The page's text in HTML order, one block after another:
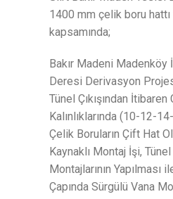
1400 mm çelik boru hattı
kapsamında;
Bakır Madeni
Deresi Derivasyon
Tünel Çıkışından
Kalınlıklarında (10-12-
Çelik Boruların Çift Hat
Kaynaklı Montaj İşi,
Montajlarının Yapılması
Çapında Sürgülü Vana